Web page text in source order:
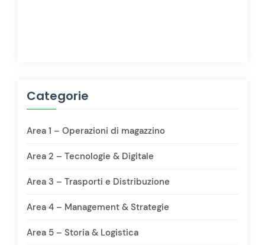
Categorie
Area 1 – Operazioni di magazzino
Area 2 – Tecnologie & Digitale
Area 3 – Trasporti e Distribuzione
Area 4 – Management & Strategie
Area 5 – Storia & Logistica